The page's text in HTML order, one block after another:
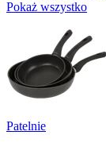
Pokaż wszystko
Patelnie